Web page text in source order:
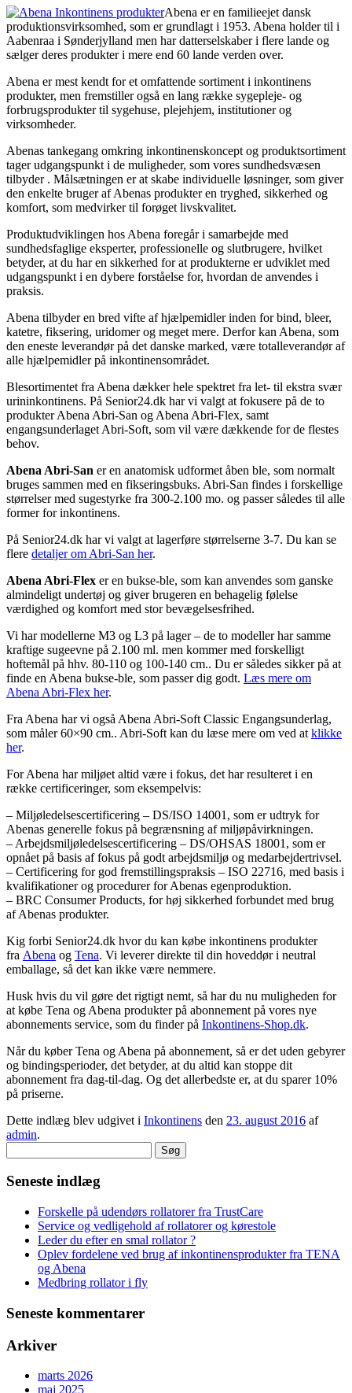
Abena er en familieejet dansk
produktionsvirksomhed, som er grundlagt i 1953. Abena holder til i
Aabenraa i Sønderjylland men har datterselskaber i flere lande og
sælger deres produkter i mere end 60 lande verden over.
Abena er mest kendt for et omfattende sortiment i inkontinens
produkter, men fremstiller også en lang række sygepleje- og
forbrugsprodukter til sygehuse, plejehjem, institutioner og
virksomheder.
Abenas tankegang omkring inkontinenskoncept og produktsortiment
tager udgangspunkt i de muligheder, som vores sundhedsvæsen
tilbyder . Målsætningen er at skabe individuelle løsninger, som giver
den enkelte bruger af Abenas produkter en tryghed, sikkerhed og
komfort, som medvirker til forøget livskvalitet.
Produktudviklingen hos Abena foregår i samarbejde med
sundhedsfaglige eksperter, professionelle og slutbrugere, hvilket
betyder, at du har en sikkerhed for at produkterne er udviklet med
udgangspunkt i en dybere forståelse for, hvordan de anvendes i
praksis.
Abena tilbyder en bred vifte af hjælpemidler inden for bind, bleer,
katetre, fiksering, uridomer og meget mere. Derfor kan Abena, som
den eneste leverandør på det danske marked, være totalleverandør af
alle hjælpemidler på inkontinensområdet.
Blesortimentet fra Abena dækker hele spektret fra let- til ekstra svær
urininkontinens. På Senior24.dk har vi valgt at fokusere på de to
produkter Abena Abri-San og Abena Abri-Flex, samt
engangsunderlaget Abri-Soft, som vil være dækkende for de flestes
behov.
Abena Abri-San er en anatomisk udformet åben ble, som normalt
bruges sammen med en fikseringsbuks. Abri-San findes i forskellige
størrelser med sugestyrke fra 300-2.100 mo. og passer således til alle
former for inkontinens.
På Senior24.dk har vi valgt at lagerføre størrelserne 3-7. Du kan se
flere detaljer om Abri-San her.
Abena Abri-Flex er en bukse-ble, som kan anvendes som ganske
almindeligt undertøj og giver brugeren en behagelig følelse
værdighed og komfort med stor bevægelsesfrihed.
Vi har modellerne M3 og L3 på lager – de to modeller har samme
kraftige sugeevne på 2.100 ml. men kommer med forskelligt
hoftemål på hhv. 80-110 og 100-140 cm.. Du er således sikker på at
finde en Abena bukse-ble, som passer dig godt. Læs mere om
Abena Abri-Flex her.
Fra Abena har vi også Abena Abri-Soft Classic Engangsunderlag,
som måler 60×90 cm.. Abri-Soft kan du læse mere om ved at klikke
her.
For Abena har miljøet altid være i fokus, det har resulteret i en
række certificeringer, som eksempelvis:
– Miljøledelsescertificering – DS/ISO 14001, som er udtryk for
Abenas generelle fokus på begrænsning af miljøpåvirkningen.
– Arbejdsmiljøledelsescertificering – DS/OHSAS 18001, som er
opnået på basis af fokus på godt arbejdsmiljø og medarbejdertrivsel.
– Certificering for god fremstillingspraksis – ISO 22716, med basis i
kvalifikationer og procedurer for Abenas egenproduktion.
– BRC Consumer Products, for høj sikkerhed forbundet med brug
af Abenas produkter.
Kig forbi Senior24.dk hvor du kan købe inkontinens produkter
fra Abena og Tena. Vi leverer direkte til din hoveddør i neutral
emballage, så det kan ikke være nemmere.
Husk hvis du vil gøre det rigtigt nemt, så har du nu muligheden for
at købe Tena og Abena produkter på abonnement på vores nye
abonnements service, som du finder på Inkontinens-Shop.dk.
Når du køber Tena og Abena på abonnement, så er det uden gebyrer
og bindingsperioder, det betyder, at du altid kan stoppe dit
abonnement fra dag-til-dag. Og det allerbedste er, at du sparer 10%
på priserne.
Dette indlæg blev udgivet i Inkontinens den 23. august 2016 af
admin.
efter:
Seneste indlæg
Forskelle på udendørs rollatorer fra TrustCare
Service og vedligehold af rollatorer og kørestole
Leder du efter en smal rollator ?
Oplev fordelene ved brug af inkontinensprodukter fra TENA
og Abena
Medbring rollator i fly
Seneste kommentarer
Arkiver
marts 2026
maj 2025